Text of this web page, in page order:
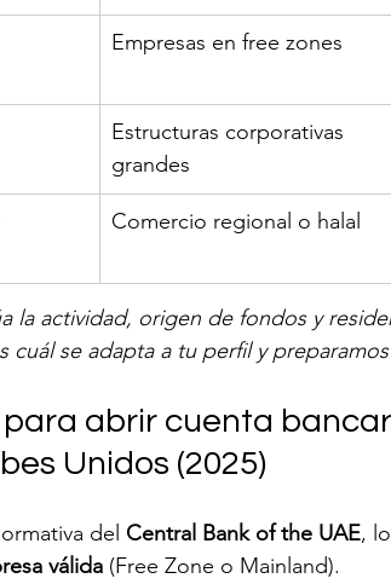
Empresas en free zones
Estructuras corporativas
grandes
Comercio regional o halal
la actividad, origen de fondos y
cuál se adapta a tu perfil y
abrir cuenta
Unidos (2025)
del Central Bank of the UAE,
válida (Free Zone o Mainland).